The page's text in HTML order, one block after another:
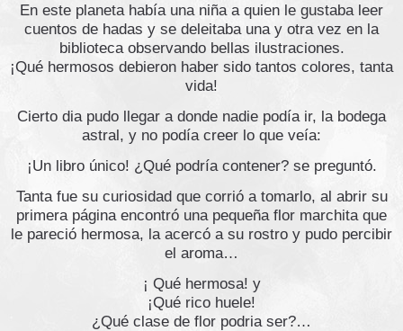
En este planeta había una niña a quien le gustaba leer
cuentos de hadas y se deleitaba una y otra vez en la
biblioteca observando bellas ilustraciones.
¡Qué hermosos debieron haber sido tantos colores, tanta
vida!
Cierto dia pudo llegar a donde nadie podía ir, la bodega
astral, y no podía creer lo que veía:
¡Un libro único! ¿Qué podría contener? se preguntó.
Tanta fue su curiosidad que corrió a tomarlo, al abrir su
primera página encontró una pequeña flor marchita que
le pareció hermosa, la acercó a su rostro y pudo percibir
el aroma…
¡ Qué hermosa! y
¡Qué rico huele!
¿Qué clase de flor podria ser?…